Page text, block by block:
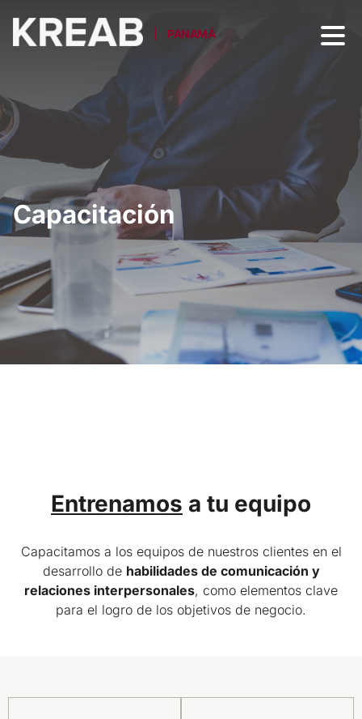
PANAMÁ
Capacitación
Entrenamos a tu equipo
Capacitamos a los equipos de nuestros clientes en el
desarrollo de habilidades de comunicación y
relaciones interpersonales, como elementos clave
para el logro de los objetivos de negocio.